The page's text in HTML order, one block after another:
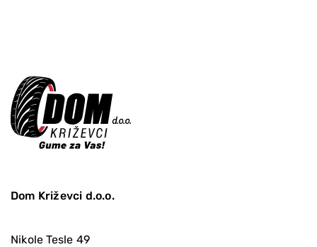
Dom Križevci d.o.o.
Nikole Tesle 49